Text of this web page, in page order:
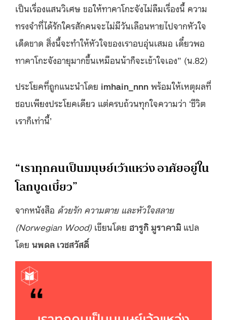
เป็นเรื่องแสนวิเศษ ขอให้ทาคาโกะจังไม่ลืมเรื่องนี้ ความ
ทรงจำที่ได้รักใครสักคนจะไม่มีวันเลือนหายไปจากหัวใจ
เด็ดขาด สิ่งนี้จะทำให้หัวใจของเราอบอุ่นเสมอ เดี๋ยวพอ
ทาคาโกะจังอายุมากขึ้นเหมือนน้าก็จะเข้าใจเอง” (น.82)
ประโยคที่ถูกแนะนำโดย imhain_nnn พร้อมให้เหตุผลที่
ชอบเพียงประโยคเดียว แต่ครบถ้วนทุกใจความว่า ‘ชีวิต
เราก็เท่านี้’
“เราทุกคนเป็นมนุษย์เว้าแหว่ง อาศัยอยู่ใน
โลกบูดเบี้ยว”
จากหนังสือ ด้วยรัก ความตาย และหัวใจสลาย
(Norwegian Wood)เขียนโดย ฮารูกิ มูราคามิ แปล
โดย นพดล เวชสวัสดิ์